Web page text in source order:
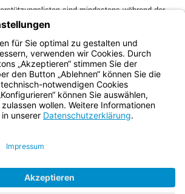
sind mindestens während der
Dienststunden aufzulegen.
mindestens zwei Stunden an einem
oder Samstag und mindestens bis 20 Uhr
Werktag aufzulegen.